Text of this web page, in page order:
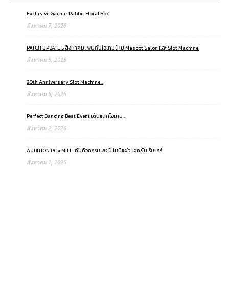
Exclusive Gacha : Rabbit Floral Box
สิงหาคม 7, 2026
PATCH UPDATE 5 สิงหาคม : พบกับไอเทมใหม่ Mascot Salon และ Slot Machine!
สิงหาคม 5, 2026
20th Anniversary Slot Machine ..
สิงหาคม 5, 2026
Perfect Dancing Beat Event เต้นแลกไอเทม ..
สิงหาคม 2, 2026
AUDITION PC x MILLI กับกิจกรรม 20 ปี ไม่มีแผ่ว แจกยับ รับแรร์
สิงหาคม 1, 2026